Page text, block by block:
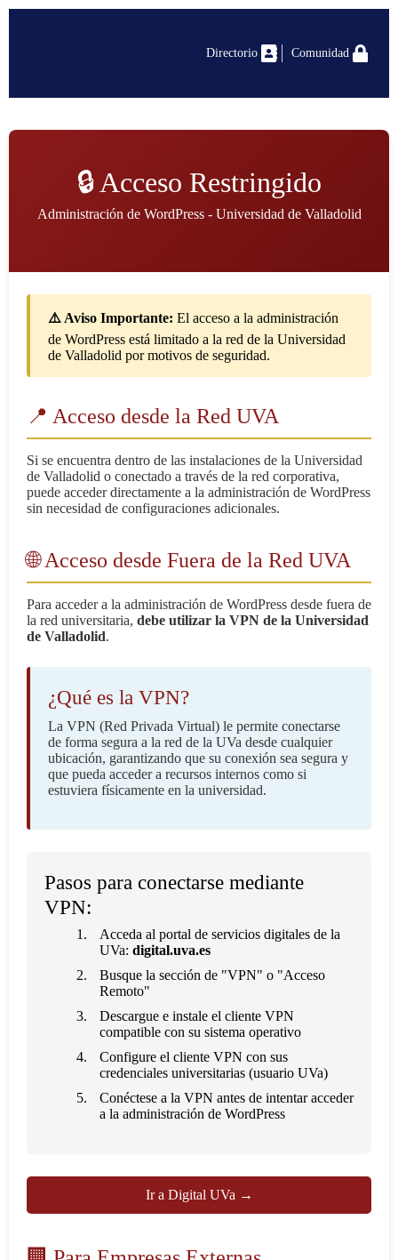
Directorio Comunidad
🔒 Acceso Restringido
Administración de WordPress - Universidad de Valladolid
⚠️ Aviso Importante: El acceso a la administración
de WordPress está limitado a la red de la Universidad
de Valladolid por motivos de seguridad.
📍 Acceso desde la Red UVA
Si se encuentra dentro de las instalaciones de la Universidad
de Valladolid o conectado a través de la red corporativa,
puede acceder directamente a la administración de WordPress
sin necesidad de configuraciones adicionales.
🌐 Acceso desde Fuera de la Red UVA
Para acceder a la administración de WordPress desde fuera de
la red universitaria, debe utilizar la VPN de la Universidad
de Valladolid.
¿Qué es la VPN?
La VPN (Red Privada Virtual) le permite conectarse
de forma segura a la red de la UVa desde cualquier
ubicación, garantizando que su conexión sea segura y
que pueda acceder a recursos internos como si
estuviera físicamente en la universidad.
Pasos para conectarse mediante
VPN:
Acceda al portal de servicios digitales de la
UVa: digital.uva.es
Busque la sección de "VPN" o "Acceso
Remoto"
Descargue e instale el cliente VPN
compatible con su sistema operativo
Configure el cliente VPN con sus
credenciales universitarias (usuario UVa)
Conéctese a la VPN antes de intentar acceder
a la administración de WordPress
Ir a Digital UVa →